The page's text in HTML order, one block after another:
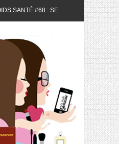
SANTÉ #68 : SE
MY LITTLE &
DE MAI 2024 FEAT.
DU MOIS #AVRIL2024
: MEAL PREP &
MY LITTLE &
D’AVRIL 2024